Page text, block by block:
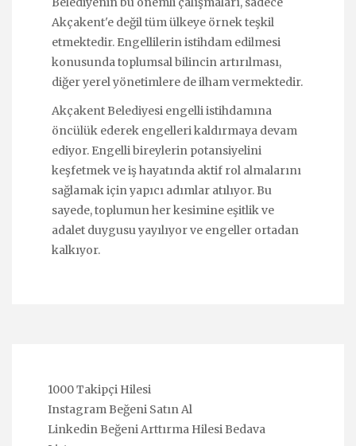
Akçakent'e değil tüm ülkeye örnek teşkil
etmektedir. Engellilerin istihdam edilmesi
konusunda toplumsal bilincin artırılması,
diğer yerel yönetimlere de ilham vermektedir.
Akçakent Belediyesi engelli istihdamına
öncülük ederek engelleri kaldırmaya devam
ediyor. Engelli bireylerin potansiyelini
keşfetmek ve iş hayatında aktif rol almalarını
sağlamak için yapıcı adımlar atılıyor. Bu
sayede, toplumun her kesimine eşitlik ve
adalet duygusu yayılıyor ve engeller ortadan
kalkıyor.
1000 Takipçi Hilesi
Instagram Beğeni Satın Al
Linkedin Beğeni Arttırma Hilesi Bedava